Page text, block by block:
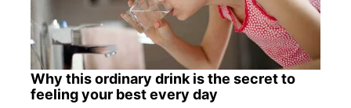
Why this ordinary drink is the secret to
feeling your best every day